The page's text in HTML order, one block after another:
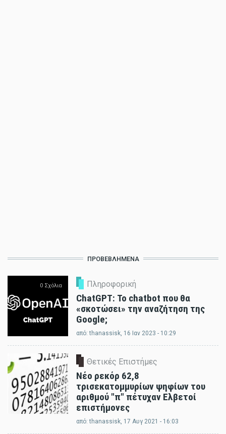
ΠΡΟΒΕΒΛΗΜΈΝΑ
0 Σχόλια Πληροφορική
ChatGPT: Το chatbot που θα
«σκοτώσει» την αναζήτηση της
Google;
από:thanassisk , 16 Ιαν 2023 - 10:29
0 Σχόλια Θετικές Επιστήμες
Νέο ρεκόρ 62,8
τρισεκατομμυρίων ψηφίων του
αριθμού "π" πέτυχαν Ελβετοί
επιστήμονες
από:thanassisk , 17 Αυγ 2021 - 16:03